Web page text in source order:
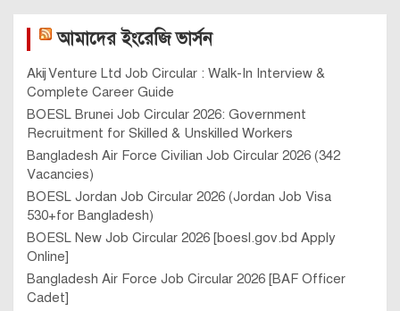
আমাদের ইংরেজি ভার্সন
Akij Venture Ltd Job Circular : Walk-In Interview &
Complete Career Guide
BOESL Brunei Job Circular 2026: Government
Recruitment for Skilled & Unskilled Workers
Bangladesh Air Force Civilian Job Circular 2026 (342
Vacancies)
BOESL Jordan Job Circular 2026 (Jordan Job Visa
530+for Bangladesh)
BOESL New Job Circular 2026 [boesl.gov.bd Apply
Online]
Bangladesh Air Force Job Circular 2026 [BAF Officer
Cadet]